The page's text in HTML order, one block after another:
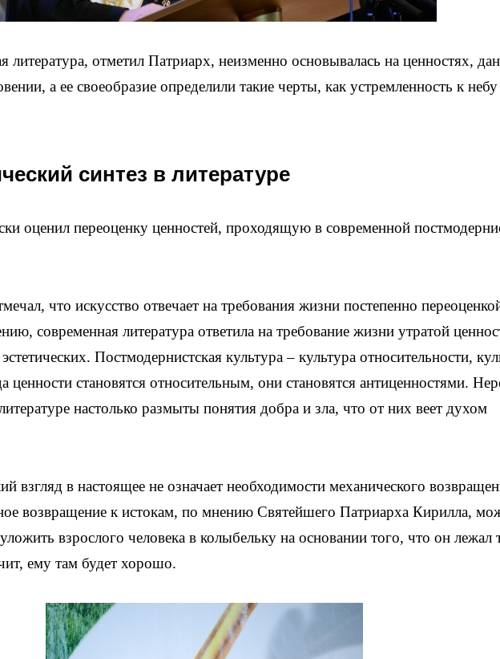
литература, отметил Патриарх, неизменно основывалась на ценностях,
а ее своеобразие определили такие черты, как устремленность к
синтез в литературе
оценил переоценку ценностей, проходящую в современной
что искусство отвечает на требования жизни постепенно
современная литература ответила на требование жизни утратой
Постмодернистская культура – культура относительности,
ценности становятся относительным, они становятся антиценностями.
настолько размыты понятия добра и зла, что от них веет духом
взгляд в настоящее не означает необходимости механического
возвращение к истокам, по мнению Святейшего Патриарха Кирилла,
взрослого человека в колыбельку на основании того, что он лежал
ему там будет хорошо.